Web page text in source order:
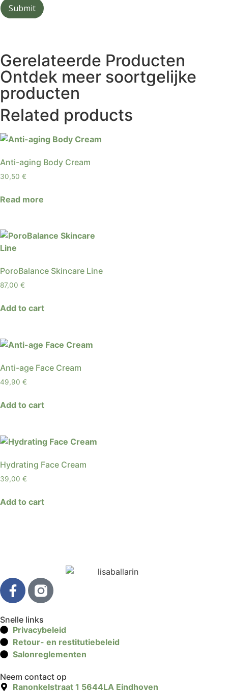
Gerelateerde Producten
Ontdek meer soortgelijke
producten
Related products
Anti-aging Body Cream
30,50 €
Read more
PoroBalance Skincare Line
87,00 €
Add to cart
Anti-age Face Cream
49,90 €
Add to cart
Hydrating Face Cream
39,00 €
Add to cart
Snelle links
Privacybeleid
Retour- en restitutiebeleid
Salonreglementen
Neem contact op
Ranonkelstraat 1 5644LA Eindhoven